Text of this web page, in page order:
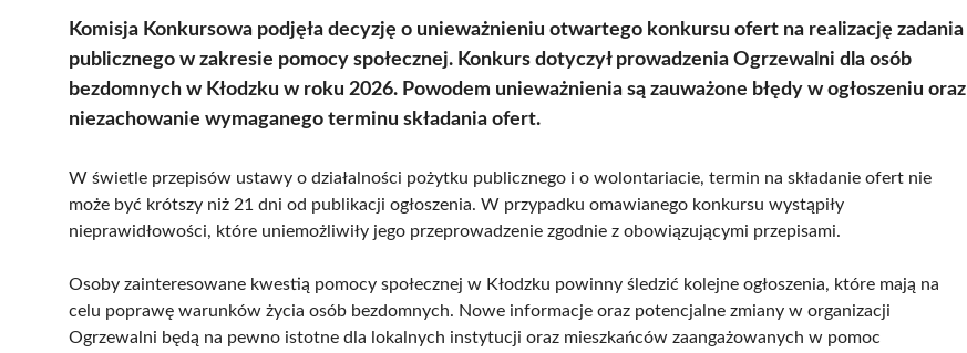
Komisja Konkursowa podjęła decyzję o unieważnieniu otwartego konkursu ofert na realizację zadania
publicznego w zakresie pomocy społecznej. Konkurs dotyczył prowadzenia Ogrzewalni dla osób
bezdomnych w Kłodzku w roku 2026. Powodem unieważnienia są zauważone błędy w ogłoszeniu oraz
niezachowanie wymaganego terminu składania ofert.
W świetle przepisów ustawy o działalności pożytku publicznego i o wolontariacie, termin na składanie ofert nie
może być krótszy niż 21 dni od publikacji ogłoszenia. W przypadku omawianego konkursu wystąpiły
nieprawidłowości, które uniemożliwiły jego przeprowadzenie zgodnie z obowiązującymi przepisami.
Osoby zainteresowane kwestią pomocy społecznej w Kłodzku powinny śledzić kolejne ogłoszenia, które mają na
celu poprawę warunków życia osób bezdomnych. Nowe informacje oraz potencjalne zmiany w organizacji
Ogrzewalni będą na pewno istotne dla lokalnych instytucji oraz mieszkańców zaangażowanych w pomoc